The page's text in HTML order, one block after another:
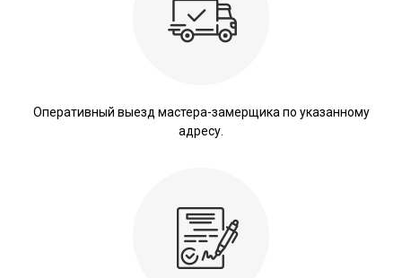
Оперативный выезд мастера-замерщика по указанному
адресу.